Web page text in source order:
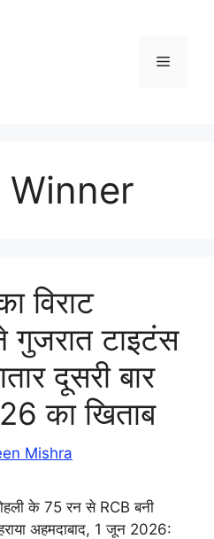
Menu
Winner
विराट
टाइटंस
दूसरी बार
का खिताब
Mishra
के 75 रन से RCB बनी
अहमदाबाद, 1 जून 2026: